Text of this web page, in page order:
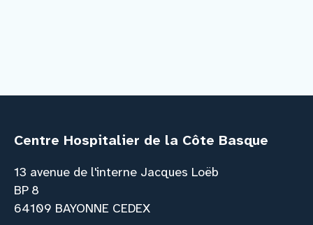
Centre Hospitalier de la Côte Basque
13 avenue de l'interne Jacques Loëb
BP 8
64109 BAYONNE CEDEX